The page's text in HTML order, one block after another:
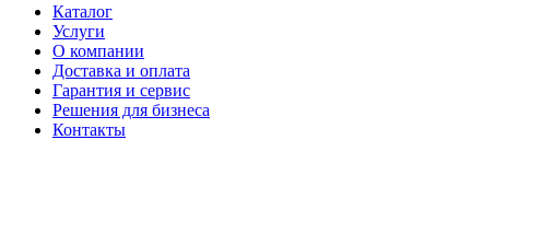
Каталог
Услуги
О компании
Доставка и оплата
Гарантия и сервис
Решения для бизнеса
Контакты